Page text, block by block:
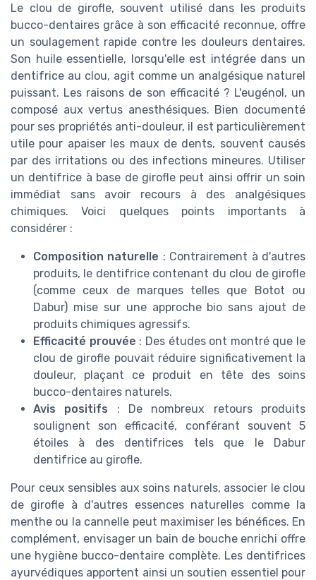
Le clou de girofle, souvent utilisé dans les produits
bucco-dentaires grâce à son efficacité reconnue, offre
un soulagement rapide contre les douleurs dentaires.
Son huile essentielle, lorsqu'elle est intégrée dans un
dentifrice au clou, agit comme un analgésique naturel
puissant. Les raisons de son efficacité ? L'eugénol, un
composé aux vertus anesthésiques. Bien documenté
pour ses propriétés anti-douleur, il est particulièrement
utile pour apaiser les maux de dents, souvent causés
par des irritations ou des infections mineures. Utiliser
un dentifrice à base de girofle peut ainsi offrir un soin
immédiat sans avoir recours à des analgésiques
chimiques. Voici quelques points importants à
considérer :
Composition naturelle : Contrairement à d'autres
produits, le dentifrice contenant du clou de girofle
(comme ceux de marques telles que Botot ou
Dabur) mise sur une approche bio sans ajout de
produits chimiques agressifs.
Efficacité prouvée : Des études ont montré que le
clou de girofle pouvait réduire significativement la
douleur, plaçant ce produit en tête des soins
bucco-dentaires naturels.
Avis positifs : De nombreux retours produits
soulignent son efficacité, conférant souvent 5
étoiles à des dentifrices tels que le Dabur
dentifrice au girofle.
Pour ceux sensibles aux soins naturels, associer le clou
de girofle à d'autres essences naturelles comme la
menthe ou la cannelle peut maximiser les bénéfices. En
complément, envisager un bain de bouche enrichi offre
une hygiène bucco-dentaire complète. Les dentifrices
ayurvédiques apportent ainsi un soutien essentiel pour